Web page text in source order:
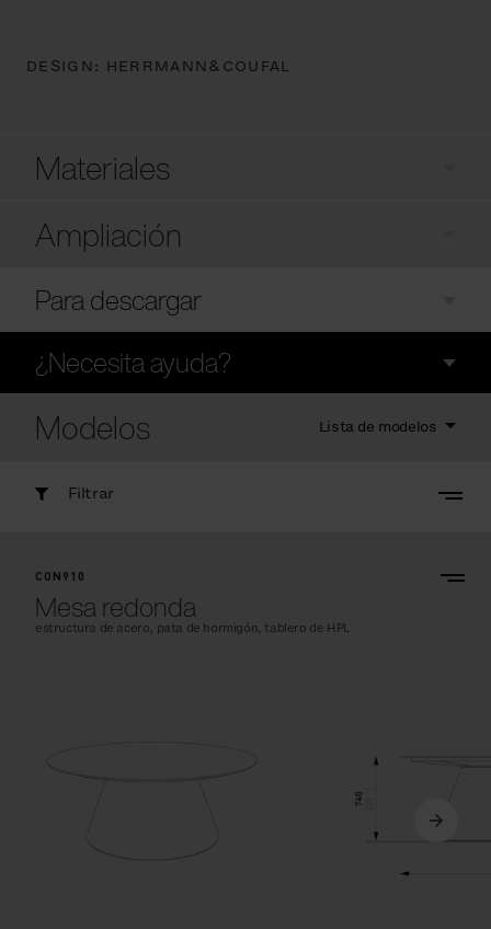
DESIGN: HERRMANN&COUFAL
Materiales
Ampliación
Para descargar
¿Necesita ayuda?
Modelos Lista de modelos
Filtrar
CON910
Mesa redonda
estructura de acero, pata de hormigón, tablero de HPL